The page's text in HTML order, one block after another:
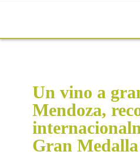
Un vino a
Mendoza,
Gran